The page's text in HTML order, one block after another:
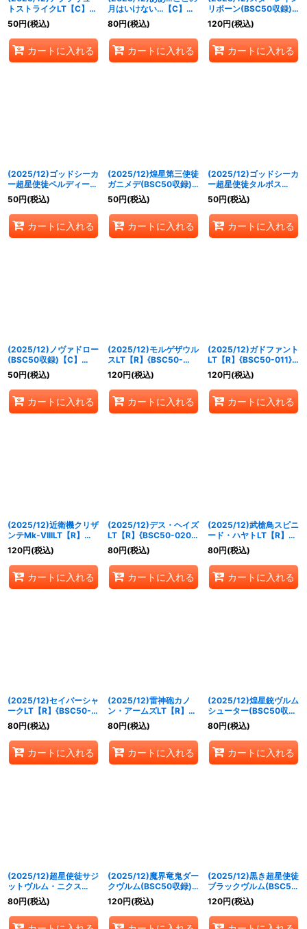
トストライクLT【C】
{BSC50-043}《白》
50円(税込)
カートに入れる
月はいけない…【C】
{BSC50-046}《白》
80円(税込)
カートに入れる
リボーン(BSC50収録)
【C】{BS41-085}
《赤》
120円(税込)
カートに入れる
(2025/12)ゴッドシーカ
ー超星使徒ペルディータ
(BSC50収録)【C】
{SD51-001}《赤》
50円(税込)
カートに入れる
(2025/12)煌星第三使徒
ガニメデ(BSC50収録)
【C】{SD51-002}
《赤》
50円(税込)
カートに入れる
(2025/12)ゴッドシーカ
ー超星使徒タルボス
(BSC50収録)【C】
{SD51-005}《紫》
50円(税込)
カートに入れる
(2025/12)ノヴァドロー
(BSC50収録)【C】
{SD51-009}《赤》
50円(税込)
カートに入れる
(2025/12)モルゲザウル
スLT【R】{BSC50-
003}《赤》
120円(税込)
カートに入れる
(2025/12)ガドファント
LT【R】{BSC50-011}
《白》
120円(税込)
カートに入れる
(2025/12)近衛機クリザ
ンテMk-VIIILT【R】
{BSC50-013}《白》
120円(税込)
カートに入れる
(2025/12)デス・ヘイズ
LT【R】{BSC50-020}
《紫》
80円(税込)
カートに入れる
(2025/12)武槍鳥スピニ
ード・ハヤトLT【R】
{BSC50-022}《緑》
80円(税込)
カートに入れる
(2025/12)セイバーシャ
ークLT【R】{BSC50-
026}《白》
80円(税込)
カートに入れる
(2025/12)雷神砲カノ
ン・アームズLT【R】
{BSC50-030}《青》
80円(税込)
カートに入れる
(2025/12)煌星銃ヴルム
シューター(BSC50収
録)【R】{BS43-073}
《赤》
80円(税込)
カートに入れる
(2025/12)超星使徒サジ
ットヴルム・ニクス
(BSC50収録)【R】
{BS51-028}《紫》
80円(税込)
(2025/12)魔界竜鬼ダー
クヴルム(BSC50収録)
【R】{SD41-006}
《紫》
120円(税込)
(2025/12)黒き超星使徒
ブラックヴルム(BSC50
収録)【R】{SD51-007}
《紫》
120円(税込)